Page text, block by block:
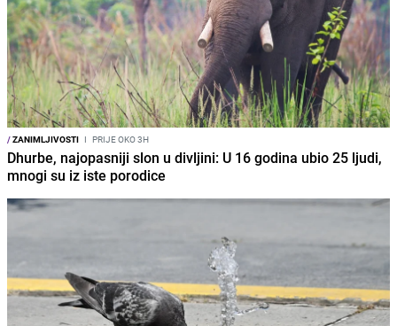
/ZANIMLJIVOSTI I PRIJE OKO 3H
Dhurbe, najopasniji slon u divljini: U 16 godina ubio 25 ljudi,
mnogi su iz iste porodice